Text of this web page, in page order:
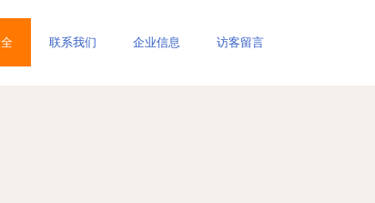
联系我们 企业信息 访客留言